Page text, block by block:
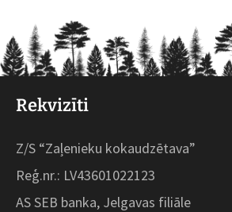
Rekvizīti
Z/S “Zaļenieku kokaudzētava”
Reģ.nr.: LV43601022123
AS SEB banka, Jelgavas filiāle